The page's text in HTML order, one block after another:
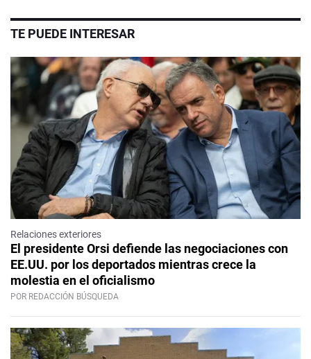
TE PUEDE INTERESAR
Relaciones exteriores
El presidente Orsi defiende las negociaciones con
EE.UU. por los deportados mientras crece la
molestia en el oficialismo
POR REDACCIÓN BÚSQUEDA